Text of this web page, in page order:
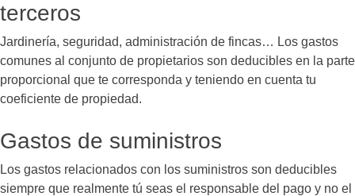
terceros
Jardinería, seguridad, administración de fincas… Los gastos
comunes al conjunto de propietarios son deducibles en la parte
proporcional que te corresponda y teniendo en cuenta tu
coeficiente de propiedad.
Gastos de suministros
Los gastos relacionados con los suministros son deducibles
siempre que realmente tú seas el responsable del pago y no el